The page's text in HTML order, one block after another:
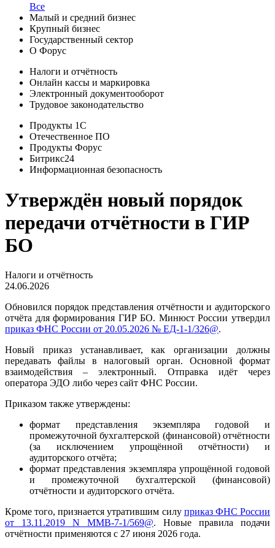
Все
Малый и средний бизнес
Крупный бизнес
Государственный сектор
О Форус
Налоги и отчётность
Онлайн кассы и маркировка
Электронный документооборот
Трудовое законодательство
Продукты 1С
Отечественное ПО
Продукты Форус
Битрикс24
Информационная безопасность
Утверждён новый порядок
передачи отчётности в ГИР
БО
Налоги и отчётность
24.06.2026
Обновился порядок представления отчётности и аудиторского
отчёта для формирования ГИР БО. Минюст России утвердил
приказ ФНС России от 20.05.2026 № ЕД-1-1/326@.
Новый приказ устанавливает, как организации должны
передавать файлы в налоговый орган. Основной формат
взаимодействия – электронный. Отправка идёт через
оператора ЭДО либо через сайт ФНС России.
Приказом также утверждены:
формат представления экземпляра годовой и
промежуточной бухгалтерской (финансовой) отчётности
(за исключением упрощённой отчётности) и
аудиторского отчёта;
формат представления экземпляра упрощённой годовой
и промежуточной бухгалтерской (финансовой)
отчётности и аудиторского отчёта.
Кроме того, признается утратившим силу приказ ФНС России
от 13.11.2019 N ММВ-7-1/569@. Новые правила подачи
отчётности применяются с 27 июня 2026 года.